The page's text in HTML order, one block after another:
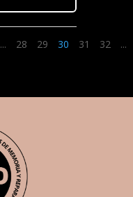
... 28 29 30 31 32 ...